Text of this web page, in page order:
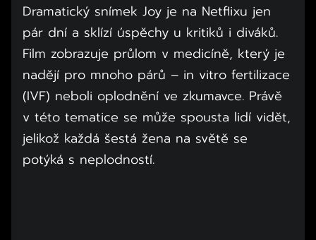
Dramatický snímek Joy je na Netflixu jen
pár dní a sklízí úspěchy u kritiků i diváků.
Film zobrazuje průlom v medicíně, který je
nadějí pro mnoho párů – in vitro fertilizace
(IVF) neboli oplodnění ve zkumavce. Právě
v této tematice se může spousta lidí vidět,
jelikož každá šestá žena na světě se
potýká s neplodností.